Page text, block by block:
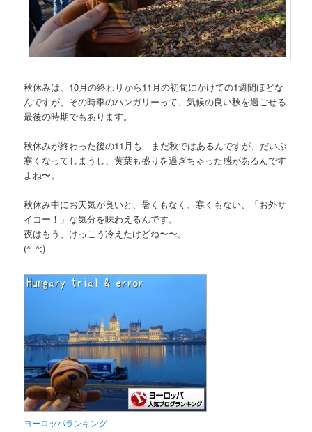
秋休みは、10月の終わりから11月の初旬にかけての1週間ほどな
んですが、その時季のハンガリーって、気候の良い秋を過ごせる
最後の時期でもあります。
秋休みが終わった後の11月も まだ秋ではあるんですが、だいぶ
寒くなってしまうし、黄葉も盛りを過ぎちゃった感があるんです
よね〜。
秋休み中にお天気が良いと、暑くもなく、寒くもない、「お外サ
イコー！」な気分を味わえるんです。
夜はもう、けっこう冷えたけどね〜〜。
(^_^;)
ヨーロッパランキング